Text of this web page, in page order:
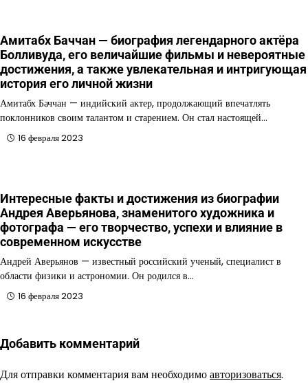
Амитабх Баччан — биография легендарного актёра
Болливуда, его величайшие фильмы и невероятные
достижения, а также увлекательная и интригующая
история его личной жизни
Амитабх Баччан — индийский актер, продолжающий впечатлять
поклонников своим талантом и старением. Он стал настоящей…
16 февраля 2023
Интересные факты и достижения из биографии
Андрея Аверьянова, знаменитого художника и
фотографа — его творчество, успехи и влияние в
современном искусстве
Андрей Аверьянов — известный российский ученый, специалист в
области физики и астрономии. Он родился в…
16 февраля 2023
Добавить комментарий
Для отправки комментария вам необходимоавторизоваться.